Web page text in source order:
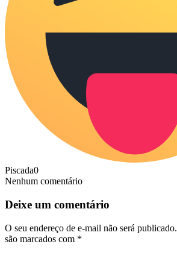
Piscada0
Nenhum comentário
Deixe um comentário
O seu endereço de e-mail não será publicado.
são marcados com *